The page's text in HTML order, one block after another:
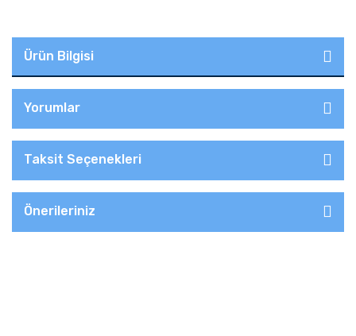
Ürün Bilgisi
Yorumlar
Taksit Seçenekleri
Önerileriniz